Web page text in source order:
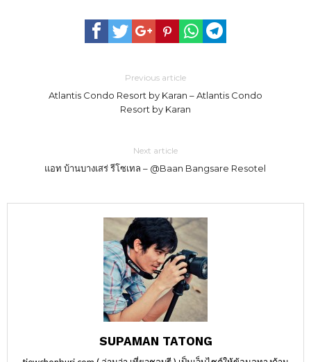
Previous article
Atlantis Condo Resort by Karan – Atlantis Condo
Resort by Karan
Next article
แอท บ้านบางเสร่ รีโซเทล – @Baan Bangsare Resotel
SUPAMAN TATONG